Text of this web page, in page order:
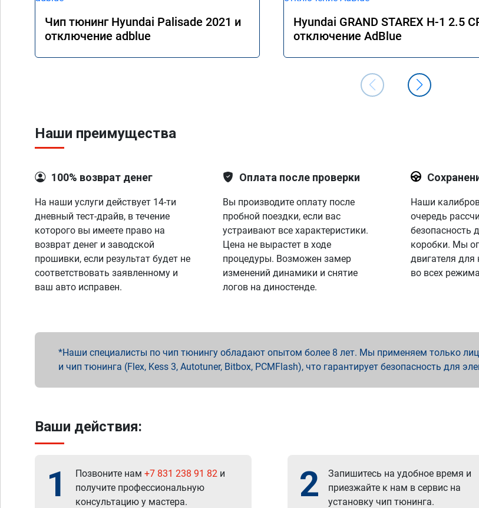
Чип тюнинг Hyundai Palisade 2021 и
отключение adblue
Hyundai GRAND STAREX H-1 2.5
отключение AdBlue
Наши преимущества
100% возврат денег
На наши услуги действует 14-ти
дневный тест-драйв, в течение
которого вы имеете право на
возврат денег и заводской
прошивки, если результат будет не
соответствовать заявленному и
ваш авто исправен.
Оплата после проверки
Вы производите оплату после
пробной поездки, если вас
устраивают все характеристики.
Цена не вырастет в ходе
процедуры. Возможен замер
изменений динамики и снятие
логов на диностенде.
Наши
очередь
безопасность
коробки. Мы
двигателя
во всех
Наши специалисты по чип тюнингу обладают опытом более 8 лет. Мы применяем только
и чип тюнинга (Flex, Kess 3, Autotuner, Bitbox, PCMFlash), что гарантирует безопасность для
Ваши действия:
1 Позвоните нам +7 831 238 91 82 и
получите профессиональную
консультацию у мастера.
2
Запишитесь на удобное время и
приезжайте к нам в сервис на
установку чип тюнинга.